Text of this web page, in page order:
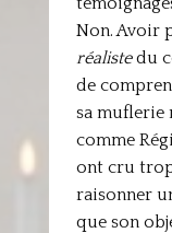
Non. Avoir
réalistedu
de
sa muflerie
comme
ont cru
raisonner
que son